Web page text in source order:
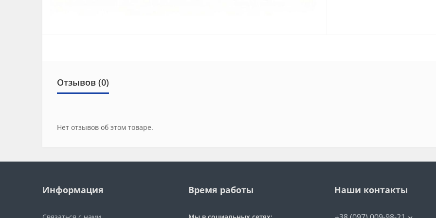
Отзывов (0)
Нет отзывов об этом товаре.
Информация Время работы Наши контакты